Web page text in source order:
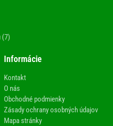
(7)
Informácie
Kontakt
O nás
Obchodné podmienky
Zásady ochrany osobných údajov
Mapa stránky